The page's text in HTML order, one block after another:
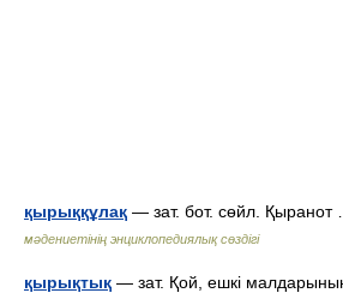
қырыққұлақ — зат. бот. сөйл.
мәдениетінің энциклопедиялық сөздігі
қырықтық — зат. Қой, ешкі